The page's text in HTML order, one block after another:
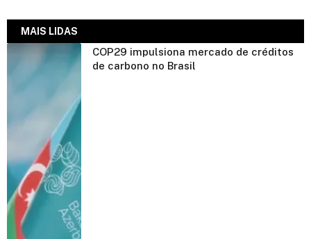
MAIS LIDAS
COP29 impulsiona mercado de créditos
de carbono no Brasil